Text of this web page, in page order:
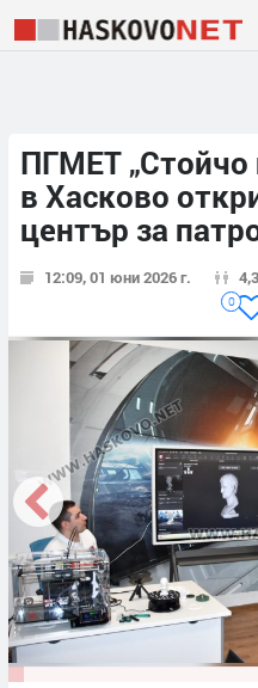
ПГМЕТ „Стойчо
в Хасково
център за
12:09, 01 юни 2026 г.
0